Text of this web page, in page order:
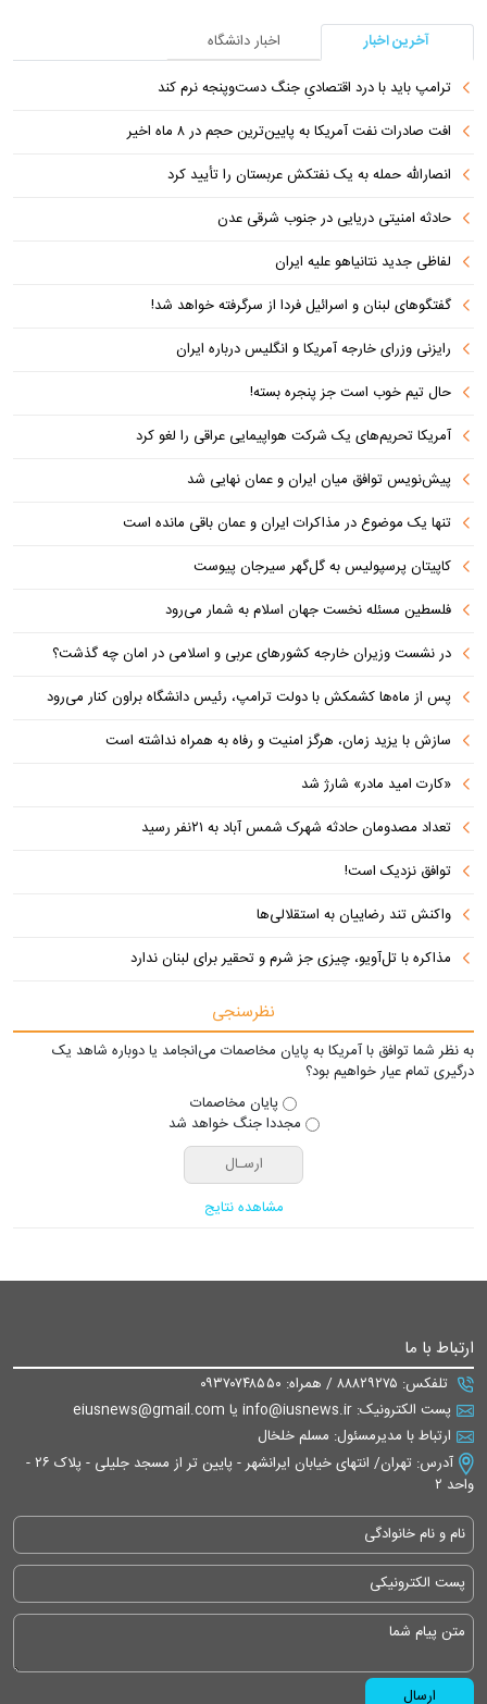
آخرین اخبار
اخبار دانشگاه
ترامپ باید با درد اقتصادیِ جنگ دست‌و‌پنجه نرم کند
افت صادرات نفت آمریکا به پایین‌ترین حجم در ۸ ماه اخیر
انصارالله حمله به یک نفتکش عربستان را تأیید کرد
حادثه امنیتی دریایی در جنوب شرقی عدن
لفاظی جدید نتانیاهو علیه ایران
گفتگوهای لبنان و اسرائیل فردا از سرگرفته خواهد شد!
رایزنی وزرای خارجه آمریکا و انگلیس درباره ایران
حال تیم خوب است جز پنجره بسته!
آمریکا تحریم‌های یک شرکت هواپیمایی عراقی را لغو کرد
پیش‌نویس توافق میان ایران و عمان نهایی شد
تنها یک موضوع در مذاکرات ایران و عمان باقی مانده است
کاپیتان پرسپولیس به گل‌گهر سیرجان پیوست
فلسطین مسئله نخست جهان اسلام به شمار می‌رود
در نشست وزیران خارجه کشورهای عربی و اسلامی در امان چه گذشت؟
پس از ماه‌ها کشمکش با دولت ترامپ، رئیس دانشگاه براون کنار می‌رود
سازش با یزید زمان، هرگز امنیت و رفاه به همراه نداشته است
«کارت امید مادر» شارژ شد
تعداد مصدومان حادثه شهرک شمس آباد به ۲۱نفر رسید
توافق نزدیک است!
واکنش تند رضاییان به استقلالی‌ها
مذاکره با تل‌آویو، چیزی جز شرم و تحقیر برای لبنان ندارد
نظرسنجی
به نظر شما توافق با آمریکا به پایان مخاصمات می‌انجامد یا دوباره شاهد یک
درگیری تمام عیار خواهیم بود؟
پایان مخاصمات
مجددا جنگ خواهد شد
مشاهده نتایج
ارتباط با ما
تلفکس: ۸۸۸۲۹۲۷۵ / همراه: ۰۹۳۷۰۷۴۸۵۵۰
پست الکترونیک: info@iusnews.ir یا eiusnews@gmail.com
ارتباط با مدیرمسئول: مسلم خلخال
آدرس: تهران/ انتهای خیابان ایرانشهر - پایین تر از مسجد جلیلی - پلاک ۲۶ -
واحد ۲